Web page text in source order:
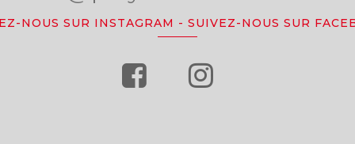
NOUS SUR INSTAGRAM - SUIVEZ-NOUS SUR